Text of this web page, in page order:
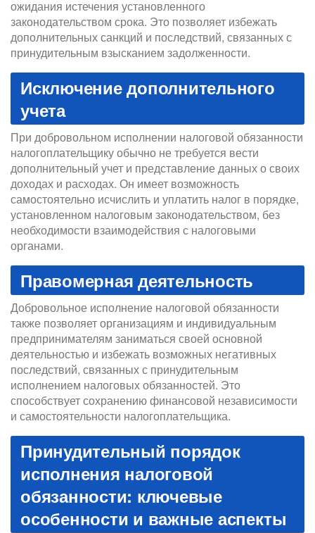
ожидания истечения установленного
законодательством срока. Это позволяет избежать
дополнительных санкций и последствий, связанных с
принудительным взысканием задолженности.
Исключение дополнительного
учета
При добровольном исполнении налоговой обязанности
налогоплательщику обычно не требуется вести
дополнительный учет и представление данных о своих
доходах и расходах. Он имеет возможность
самостоятельно исчислить и уплатить налог в порядке,
установленном налоговым законодательством, без
необходимости взаимодействия с налоговыми
органами.
Правомерная деятельность
Добровольное исполнение налоговой обязанности
также позволяет организациям и индивидуальным
предпринимателям заниматься своей основной
деятельностью и избежать возможных негативных
последствий, связанных с принудительным
исполнением налоговых обязанностей. Это
способствует сохранению финансовой независимости
и самостоятельности налогоплательщика.
Принудительный порядок
исполнения налоговой
обязанности: ключевые
особенности и важные аспекты